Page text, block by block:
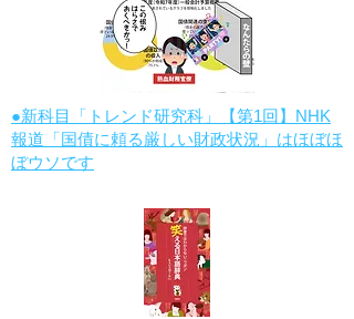
●新科目「トレンド研究科」【第1回】NHK
報道「国債に頼る厳しい財政状況」はほぼほ
ぼウソです